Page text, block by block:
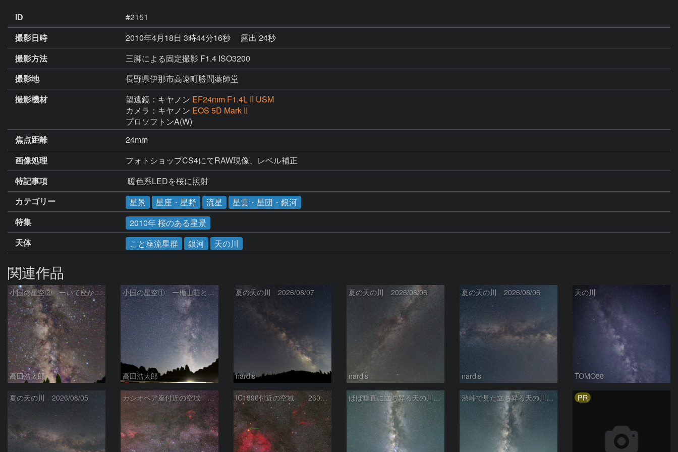
ID
#2151
撮影日時
2010年4月18日 3時44分16秒
露出 24秒
撮影方法
三脚による固定撮影 F1.4 ISO3200
撮影地
長野県伊那市高遠町勝間薬師堂
撮影機材
望遠鏡：キヤノン EF24mm F1.4L II USM
カメラ：キヤノン EOS 5D Mark II
プロソフトンA(W)
焦点距離
24mm
画像処理
フォトショップCS4にてRAW現像、レベル補正
特記事項
暖色系LEDを桜に照射
カテゴリー
星景 星座・星野 流星
星雲・星団・銀河
特集
2010年 桜のある星景
天体
こと座流星群 銀河 天の川
関連作品
小国の星空② ーいて座からわし座にかけての銀河ー
高田浩太郎
小国の星空① ー楯山荘と天の川ー
高田浩太郎
夏の天の川 2026/08/07
nardis
夏の天の川 2026/08/06
nardis
夏の天の川 2026/08/06
nardis
天の川
TOMO88
夏の天の川 2026/08/05 カシオペア座付近の空域 260720 IC1396付近の空域 260720 ほぼ垂直に立ち昇る天の川銀河 渋峠で見た立ち昇る天の川銀河 PR